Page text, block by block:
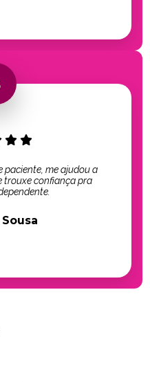
paciente, me ajudou a
trouxe confiança pra